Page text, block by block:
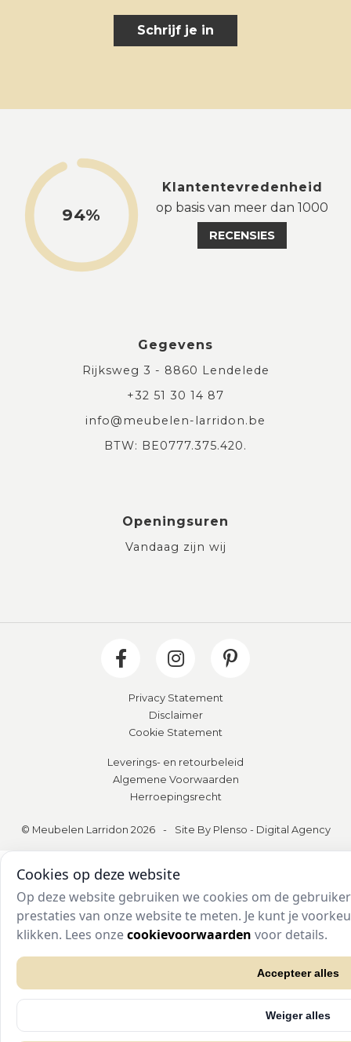
Schrijf je in
94%
Klantentevredenheid
op basis van meer dan 1000
RECENSIES
Gegevens
Rijksweg 3 - 8860 Lendelede
+32 51 30 14 87
info@meubelen-larridon.be
BTW: BE0777.375.420.
Openingsuren
Vandaag zijn wij
Privacy Statement
Disclaimer
Cookie Statement
Leverings- en retourbeleid
Algemene Voorwaarden
Herroepingsrecht
© Meubelen Larridon 2026 - Site By Plenso - Digital Agency
Cookies op deze website
Op deze website gebruiken we cookies om de
prestaties van onze website te meten. Je kunt je
klikken. Lees onzecookievoorwaarden voor details.
Accepteer alles
Weiger alles